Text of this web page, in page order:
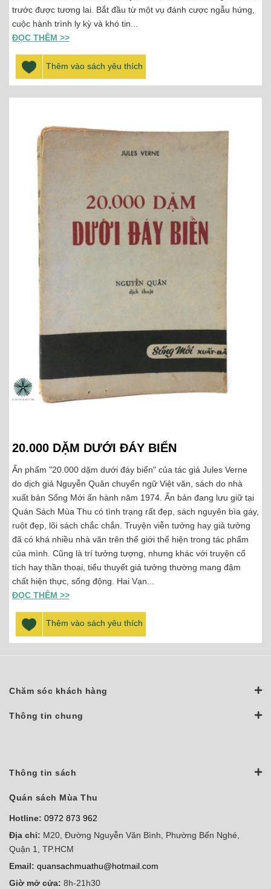
trước được tương lai. Bắt đầu từ một vụ đánh cược ngẫu hứng,
cuộc hành trình ly kỳ và khó tin...
ĐỌC THÊM >>
Thêm vào sách yêu thích
20.000 DẶM DƯỚI ĐÁY BIỂN
Ấn phẩm "20.000 dặm dưới đáy biển" của tác giả Jules Verne
do dịch giả Nguyễn Quân chuyển ngữ Việt văn, sách do nhà
xuất bản Sống Mới ấn hành năm 1974. Ấn bản đang lưu giữ tại
Quán Sách Mùa Thu có tình trạng rất đẹp, sách nguyên bìa gáy,
ruột đẹp, lõi sách chắc chắn. Truyện viễn tưởng hay giả tưởng
đã có khá nhiều nhà văn trên thế giới thể hiện trong tác phẩm
của mình. Cũng là trí tưởng tượng, nhưng khác với truyện cổ
tích hay thần thoại, tiểu thuyết giả tưởng thường mang đậm
chất hiện thực, sống động. Hai Vạn...
ĐỌC THÊM >>
Thêm vào sách yêu thích
Chăm sóc khách hàng
Thông tin chung
Thông tin sách
Quán sách Mùa Thu
Hotline: 0972 873 962
Địa chỉ: M20, Đường Nguyễn Văn Bình, Phường Bến Nghé,
Quận 1, TP.HCM
Email: quansachmuathu@hotmail.com
Giờ mở cửa: 8h-21h30